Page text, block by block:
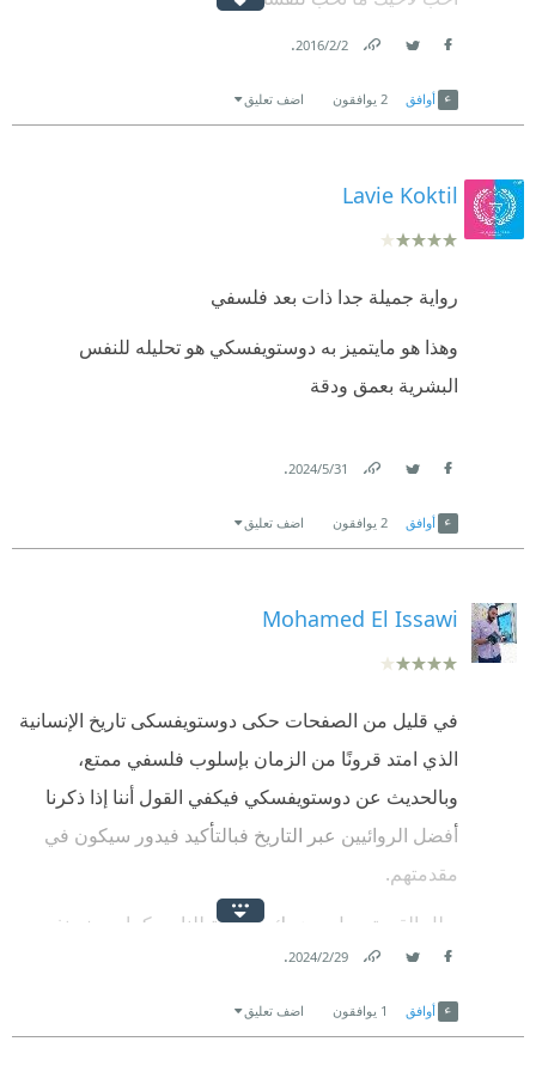
2‏/2‏/2016
.
أوافق 2 يوافقون اضف تعليق
Lavie Koktil
رواية جميلة جدا ذات بعد فلسفي
وهذا هو مايتميز به دوستويفسكي هو تحليله للنفس
البشرية بعمق ودقة
31‏/5‏/2024
.
أوافق 2 يوافقون اضف تعليق
Mohamed El Issawi
في قليل من الصفحات حكى دوستويفسكى تاريخ الإنسانية
الذي امتد قرونًا من الزمان بإسلوب فلسفي ممتع،
وبالحديث عن دوستويفسكي فيكفي القول أننا إذا ذكرنا
أفضل الروائيين عبر التاريخ فبالتأكيد فيدور سيكون في
مقدمتهم.
بطل القصة رجل مضحك بالنسبة للناس كما وصف نفسه
لكنه لم يكن مهتمًا ولم يكن حزينًا ثم تصيبه حالة من
اللامبالاة ليقول "أنا لست معنيًّا بفعل هذا الشيء" وفي
إحدي الليالي الممطرة بينما كان عائدا للبيت استنجدت به
29‏/2‏/2024
.
أوافق 1 يوافقون اضف تعليق